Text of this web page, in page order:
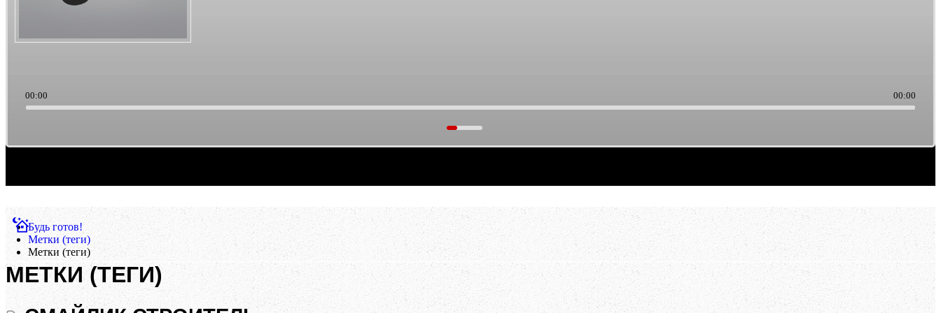
00:00 00:00
Будь готов!
Метки (теги)
Метки (теги)
МЕТКИ (ТЕГИ)